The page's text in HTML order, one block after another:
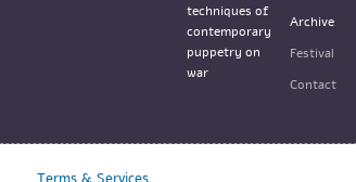
techniques of
contemporary
puppetry on
war
Archive
Festival
Contact